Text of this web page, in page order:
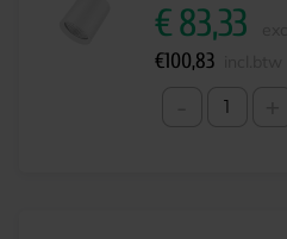
€83,33
€100,83